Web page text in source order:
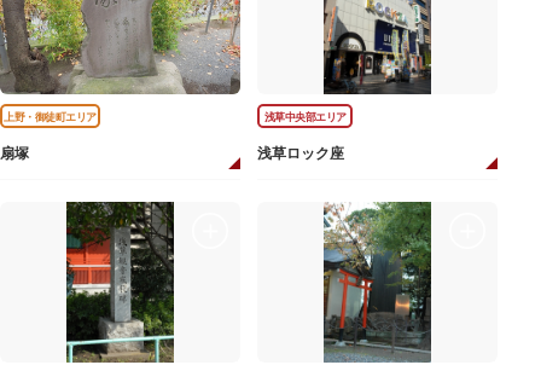
上野・御徒町エリア
扇塚
浅草中央部エリア
浅草ロック座